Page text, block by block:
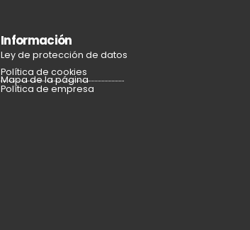
Información
Ley de protección de datos
Política de cookies
Política de empresa
Mapa de la página